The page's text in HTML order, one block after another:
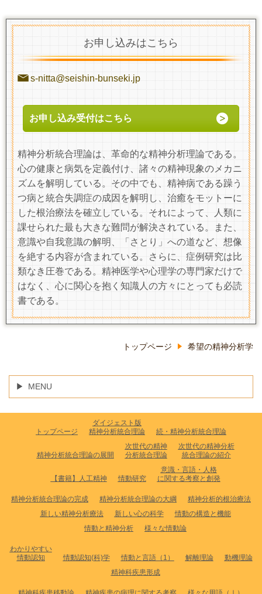
お申し込みはこちら
s-nitta@seishin-bunseki.jp
お申し込み受付はこちら
精神分析統合理論は、革命的な精神分析理論である。
心の健康と病気を定義付け、諸々の精神現象のメカニ
ズムを解明している。その中でも、精神病である躁う
つ病と統合失調症の成因を解明し、治癒をモットーに
した根治療法を確立している。それによって、人類に
課せられた最も大きな難問が解決されている。また、
意識や自我意識の解明、「さとり」への道など、想像
を絶する内容が含まれている。さらに、症例研究は比
類なき圧巻である。精神医学や心理学の専門家だけで
はなく、心に関心を抱く知識人の方々にとっても必読
書である。
トップページ 希望の精神分析学
MENU
トップページ
ダイジェスト版
精神分析統合理論
続・精神分析統合理論
精神分析統合理論の展開
次世代の精神
分析統合理論
次世代の精神分析
統合理論の紹介
【書籍】人工精神 情動研究
意識・言語・人格
に関する考察と創発
精神分析統合理論の完成 精神分析統合理論の大綱
精神分析的根治療法
新しい精神分析療法
新しい心の科学
情動の構造と機能
情動と精神分析
様々な情動論
わかりやすい
情動認知
情動認知(科)学 情動と言語（1） 解離理論
動機理論
精神科疾患形成